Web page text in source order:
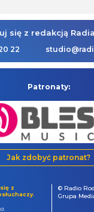
się z redakcją
22
Patronaty:
Jak zdobyć patronat?
z
© Radio
Grupa